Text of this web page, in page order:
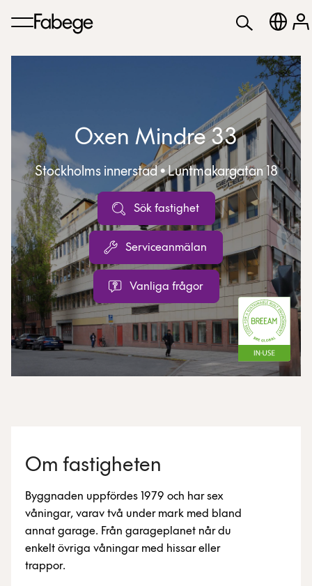
Oxen Mindre 33
Stockholms innerstad • Luntmakargatan 18
Sök fastighet
Serviceanmälan
Vanliga frågor
Om fastigheten
Byggnaden uppfördes 1979 och har sex
våningar, varav två under mark med bland
annat garage. Från garageplanet når du
enkelt övriga våningar med hissar eller
trappor.